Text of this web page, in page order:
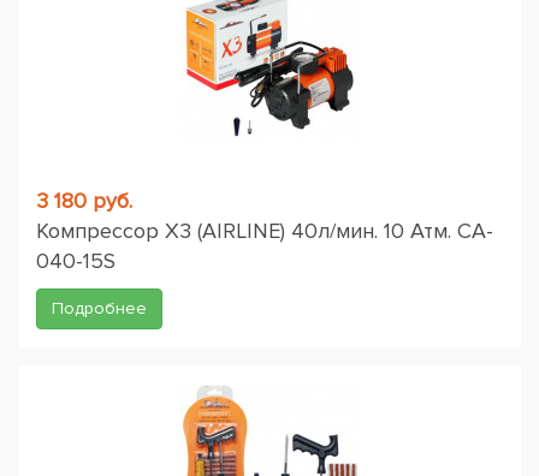
3 180 руб.
Компрессор X3 (AIRLINE) 40л/мин. 10 Атм. CA-
040-15S
Подробнее